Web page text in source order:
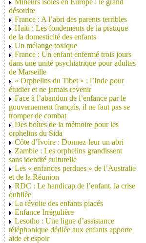
Mineurs isolés en Europe : le grand
désordre
France : A l’abri des parents terribles
Haïti : Les fondements de la pratique
de la domesticité des enfants
Un mélange toxique
France : Un enfant enfermé trois jours
dans une unité psychiatrique pour adultes
de Marseille
« Orphelins du Tibet » : l’Inde pour
étudier et ne jamais revenir
Face à l’abandon de l’enfance par le
gouvernement français, il ne faut pas se
tromper de combat
Des boîtes de la mémoire pour les
orphelins du Sida
Côte d’Ivoire : Donnez-leur un abri
Zambie : Les orphelins grandissent
sans identité culturelle
Les « enfances perdues » de l’Australie
et de la Réunion
RDC : Le handicap de l’enfant, la crise
oubliée
La révolte des enfants placés
Enfance Irrégulière
Lesotho : Une ligne d’assistance
téléphonique dédiée aux enfants apporte
aide et espoir